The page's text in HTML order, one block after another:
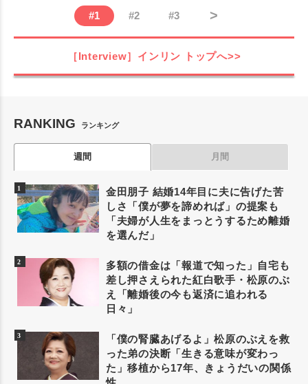
#1 #2 #3 >
［Interview］インリン トップへ>>
RANKING ランキング
週間 月間
金田朋子 結婚14年目に夫に告げた苦
しさ「僕が夢を諦めれば」の提案も
「夫婦が人生をまっとうするため離婚
を選んだ」
多額の借金は「報道で知った」自宅も
差し押さえられた紅白歌手・松原のぶ
え「離婚後の今も返済に追われる
日々」
「僕の腎臓あげるよ」松原のぶえを救
った弟の決断「生きる意味が変わっ
た」移植から17年、きょうだいの関係